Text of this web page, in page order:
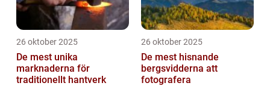
26 oktober 2025
De mest unika
marknaderna för
traditionellt hantverk
26 oktober 2025
De mest hisnande
bergsvidderna att
fotografera